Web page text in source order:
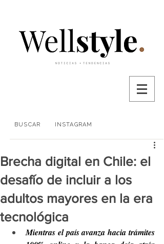
BUSCAR INSTAGRAM
Brecha digital en Chile: el
desafío de incluir a los
adultos mayores en la era
tecnológica
Mientras el país avanza hacia trámites